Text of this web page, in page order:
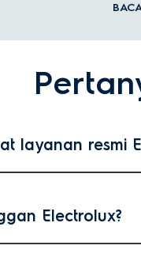
layanan resmi
Electrolux?